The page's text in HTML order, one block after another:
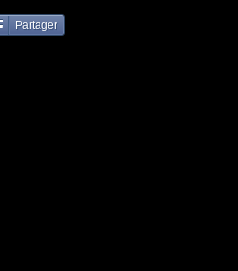
Partager